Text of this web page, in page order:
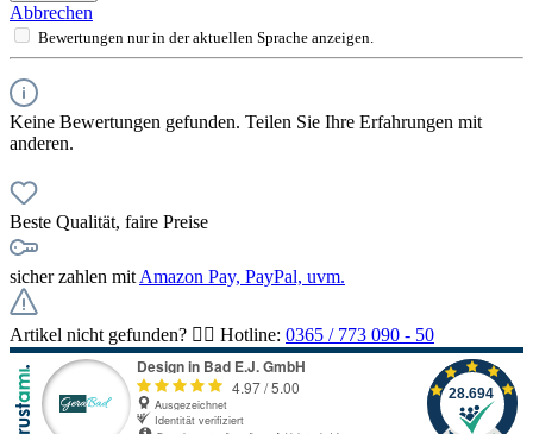
Abbrechen
Bewertungen nur in der aktuellen Sprache anzeigen.
Keine Bewertungen gefunden. Teilen Sie Ihre Erfahrungen mit
anderen.
Beste Qualität, faire Preise
sicher zahlen mit Amazon Pay, PayPal, uvm.
Artikel nicht gefunden? 👉🏻 Hotline: 0365 / 773 090 - 50